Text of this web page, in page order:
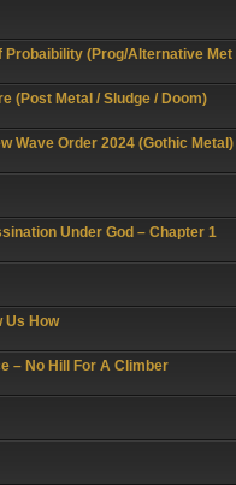
Probaibility (Prog/Alternative Met
(Post Metal / Sludge / Doom)
Wave Order 2024 (Gothic Metal)
Under God – Chapter 1
Us How
– No Hill For A Climber